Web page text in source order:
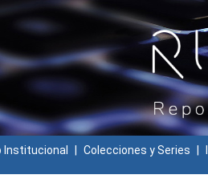
Institucional Colecciones y Series